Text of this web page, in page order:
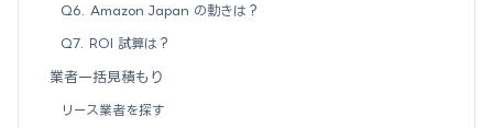
Q6. Amazon Japan の動きは？
Q7. ROI 試算は？
業者一括見積もり
リース業者を探す